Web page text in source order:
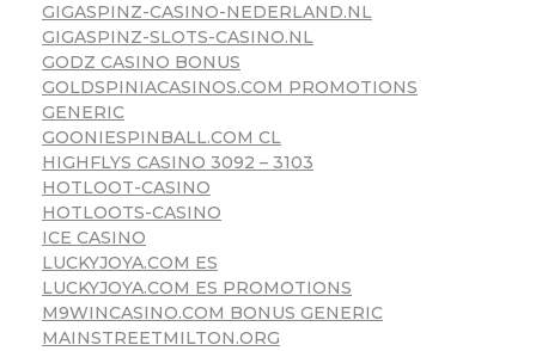
GIGASPINZ-CASINO-NEDERLAND.NL
GIGASPINZ-SLOTS-CASINO.NL
GODZ CASINO BONUS
GOLDSPINIACASINOS.COM PROMOTIONS
GENERIC
GOONIESPINBALL.COM CL
HIGHFLYS CASINO 3092 – 3103
HOTLOOT-CASINO
HOTLOOTS-CASINO
ICE CASINO
LUCKYJOYA.COM ES
LUCKYJOYA.COM ES PROMOTIONS
M9WINCASINO.COM BONUS GENERIC
MAINSTREETMILTON.ORG